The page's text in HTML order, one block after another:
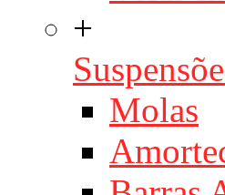
+
Molas